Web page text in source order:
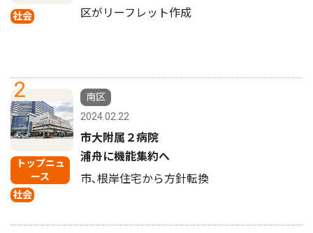
社会
区がリーフレット作成
2
トップニュ
ース
社会
南区
2024.02.22
市大附属２病院
浦舟に機能集約へ
市､根岸住宅から方針転換